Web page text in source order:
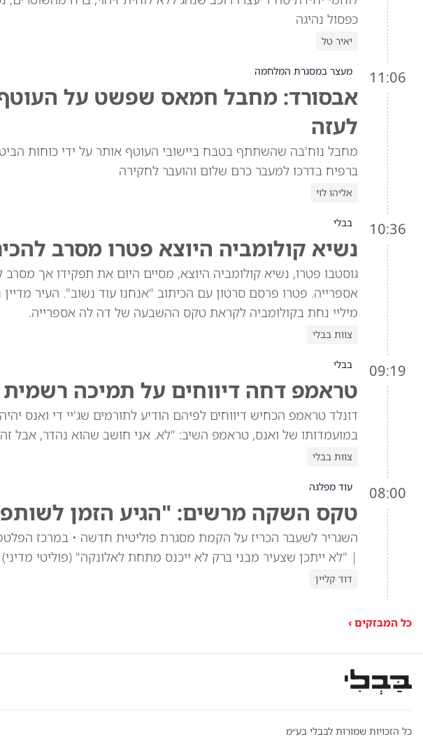
כפסול נהיגה
יאיר טל
11:06 מעצר במסגרת המלחמה
אבסורד: מחבל חמאס שפשט על העוטף
לעזה
מחבל נוח'בה שהשתתף בטבח ביישובי העוטף אותר על ידי כוחות
ברפיח בדרכו למעבר כרם שלום והועבר לחקירה
אליהו לוי
10:36 בבלי
נשיא קולומביה היוצא פטרו מסרב
גוסטבו פטרו, נשיא קולומביה היוצא, מסיים היום את תפקידו אך
אספרייה. פטרו פרסם סרטון עם הכיתוב "אנחנו עוד נשוב". העיר מדיין
מיליי נחת בקולומביה לקראת טקס ההשבעה של דה לה אספרייה.
צוות בבלי
09:19 בבלי
טראמפ דחה דיווחים על תמיכה רשמית
במועמדותו של ואנס, טראמפ השיב: "לא. אני חושב שהוא נהדר, אבל
צוות בבלי
08:00 עוד מפלגה
טקס השקה מרשים: "הגיע הזמן
השגריר לשעבר הכריז על הקמת מסגרת פוליטית חדשה • במרכז
| "לא ייתכן שצעיר מבני ברק לא ייכנס מתחת לאלונקה" (פוליטי מדיני)
דוד קליין
כל המבזקים ›
כל הזכויות שמורות לבבלי בע״מ